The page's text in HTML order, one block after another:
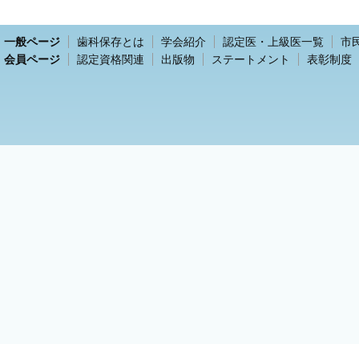
一般ページ 歯科保存とは 学会紹介 認定医・上級医一覧
市
会員ページ
認定資格関連 出版物 ステートメント 表彰制度